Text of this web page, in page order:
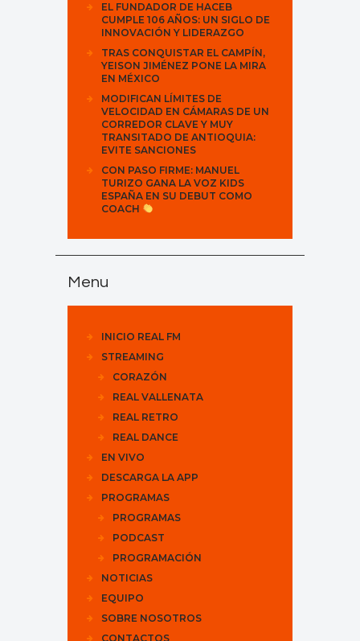
EL FUNDADOR DE HACEB
CUMPLE 106 AÑOS: UN SIGLO DE
INNOVACIÓN Y LIDERAZGO
TRAS CONQUISTAR EL CAMPÍN,
YEISON JIMÉNEZ PONE LA MIRA
EN MÉXICO
MODIFICAN LÍMITES DE
VELOCIDAD EN CÁMARAS DE UN
CORREDOR CLAVE Y MUY
TRANSITADO DE ANTIOQUIA:
EVITE SANCIONES
CON PASO FIRME: MANUEL
TURIZO GANA LA VOZ KIDS
ESPAÑA EN SU DEBUT COMO
COACH
Menu
INICIO REAL FM
STREAMING
CORAZÓN
REAL VALLENATA
REAL RETRO
REAL DANCE
EN VIVO
DESCARGA LA APP
PROGRAMAS
PROGRAMAS
PODCAST
PROGRAMACIÓN
NOTICIAS
EQUIPO
SOBRE NOSOTROS
CONTACTOS